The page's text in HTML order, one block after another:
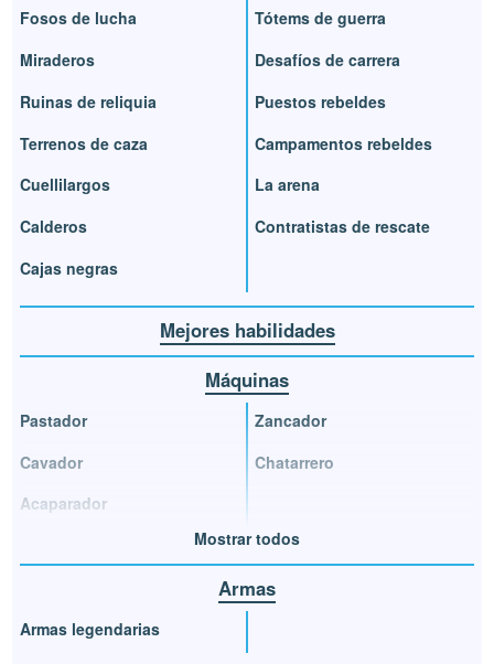
Fosos de lucha
Miraderos
Ruinas de reliquia
Terrenos de caza
Cuellilargos
Calderos
Cajas negras
Tótems de guerra
Desafíos de carrera
Puestos rebeldes
Campamentos rebeldes
La arena
Contratistas de rescate
Mejores habilidades
Máquinas
Pastador
Cavador
Acaparador
Zancador
Chatarrero
Mostrar todos
Armas
Armas legendarias